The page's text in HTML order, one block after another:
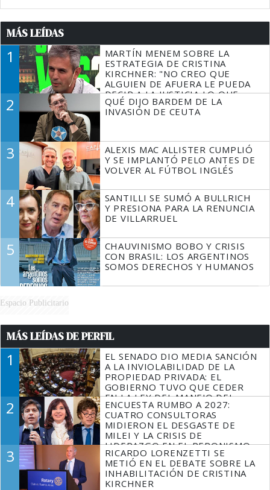
MÁS LEÍDAS
1
MARTÍN MENEM SOBRE LA
ESTRATEGIA DE CRISTINA
KIRCHNER: "NO CREO QUE
ALGUIEN DE AFUERA LE PUEDA
DECIR A LA JUSTICIA LO QUE
TIENE QUE HACER"
2
QUÉ DIJO BARDEM DE LA
INVASIÓN DE CEUTA
3
ALEXIS MAC ALLISTER CUMPLIÓ
Y SE IMPLANTÓ PELO ANTES DE
VOLVER AL FÚTBOL INGLÉS
4
SANTILLI SE SUMÓ A BULLRICH
Y PRESIONA PARA LA RENUNCIA
DE VILLARRUEL
5
CHAUVINISMO BOBO Y CRISIS
CON BRASIL: LOS ARGENTINOS
SOMOS DERECHOS Y HUMANOS
Espacio Publicitario
MÁS LEÍDAS DE PERFIL
1
EL SENADO DIO MEDIA SANCIÓN
A LA INVIOLABILIDAD DE LA
PROPIEDAD PRIVADA: EL
GOBIERNO TUVO QUE CEDER
EN LA LEY DEL MANEJO DEL
FUEGO
2
ENCUESTA RUMBO A 2027:
CUATRO CONSULTORAS
MIDIERON EL DESGASTE DE
MILEI Y LA CRISIS DE
LIDERAZGO EN EL PERONISMO
3
RICARDO LORENZETTI SE
METIÓ EN EL DEBATE SOBRE LA
INHABILITACIÓN DE CRISTINA
KIRCHNER